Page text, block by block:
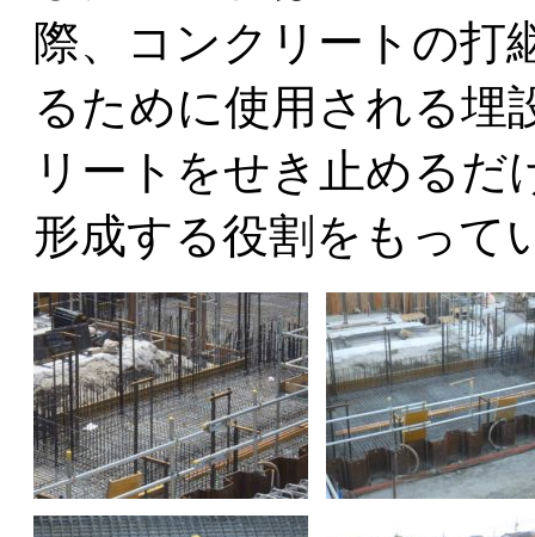
際、コンクリートの打
るために使用される埋
リートをせき止めるだ
形成する役割をもって